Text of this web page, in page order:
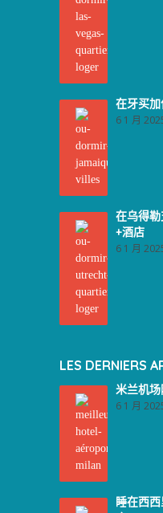
在牙买
6 1 月
在乌得
+酒店
6 1 月
LES DERNIERS
米兰机
6 1 月
睡在西